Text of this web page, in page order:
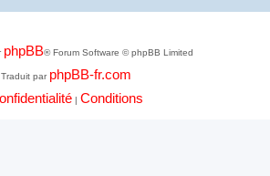
phpBB® Forum Software © phpBB Limited
Traduit par phpBB-fr.com
| Conditions